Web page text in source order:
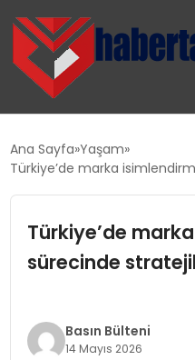
SPOR
EKONOMI
Ana Sayfa Yaşam
Türkiye’de marka
Türkiye’de
sürecinde
Basın Bülteni
14 Mayıs 2026